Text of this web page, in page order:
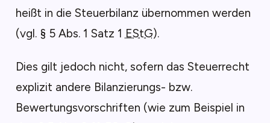
heißt in die Steuerbilanz übernommen werden
(vgl. § 5 Abs. 1 Satz 1 EStG).
Dies gilt jedoch nicht, sofern das Steuerrecht
explizit andere Bilanzierungs- bzw.
Bewertungsvorschriften (wie zum Beispiel in